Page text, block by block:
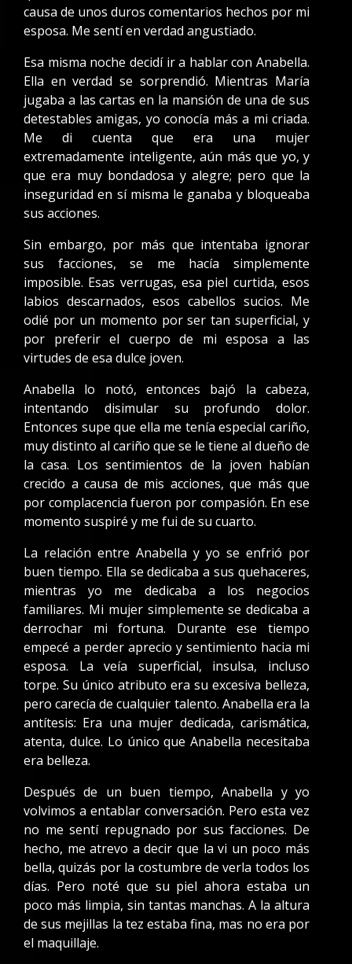
causa de unos duros comentarios hechos por mi
esposa. Me sentí en verdad angustiado.
Esa misma noche decidí ir a hablar con Anabella.
Ella en verdad se sorprendió. Mientras María
jugaba a las cartas en la mansión de una de sus
detestables amigas, yo conocía más a mi criada.
Me di cuenta que era una mujer
extremadamente inteligente, aún más que yo, y
que era muy bondadosa y alegre; pero que la
inseguridad en sí misma le ganaba y bloqueaba
sus acciones.
Sin embargo, por más que intentaba ignorar
sus facciones, se me hacía simplemente
imposible. Esas verrugas, esa piel curtida, esos
labios descarnados, esos cabellos sucios. Me
odié por un momento por ser tan superficial, y
por preferir el cuerpo de mi esposa a las
virtudes de esa dulce joven.
Anabella lo notó, entonces bajó la cabeza,
intentando disimular su profundo dolor.
Entonces supe que ella me tenía especial cariño,
muy distinto al cariño que se le tiene al dueño de
la casa. Los sentimientos de la joven habían
crecido a causa de mis acciones, que más que
por complacencia fueron por compasión. En ese
momento suspiré y me fui de su cuarto.
La relación entre Anabella y yo se enfrió por
buen tiempo. Ella se dedicaba a sus quehaceres,
mientras yo me dedicaba a los negocios
familiares. Mi mujer simplemente se dedicaba a
derrochar mi fortuna. Durante ese tiempo
empecé a perder aprecio y sentimiento hacia mi
esposa. La veía superficial, insulsa, incluso
torpe. Su único atributo era su excesiva belleza,
pero carecía de cualquier talento. Anabella era la
antítesis: Era una mujer dedicada, carismática,
atenta, dulce. Lo único que Anabella necesitaba
era belleza.
Después de un buen tiempo, Anabella y yo
volvimos a entablar conversación. Pero esta vez
no me sentí repugnado por sus facciones. De
hecho, me atrevo a decir que la vi un poco más
bella, quizás por la costumbre de verla todos los
días. Pero noté que su piel ahora estaba un
poco más limpia, sin tantas manchas. A la altura
de sus mejillas la tez estaba fina, mas no era por
el maquillaje.